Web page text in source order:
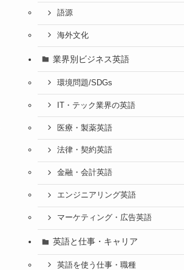
語源
海外文化
業界別ビジネス英語
環境問題/SDGs
IT・テック業界の英語
医療・製薬英語
法律・契約英語
金融・会計英語
エンジニアリング英語
マーケティング・広告英語
英語と仕事・キャリア
英語を使う仕事・職種